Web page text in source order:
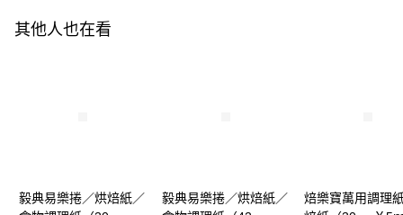
其他人也在看
毅典易樂捲／烘焙紙／
毅典易樂捲／烘焙紙／
焙樂寶萬用調理